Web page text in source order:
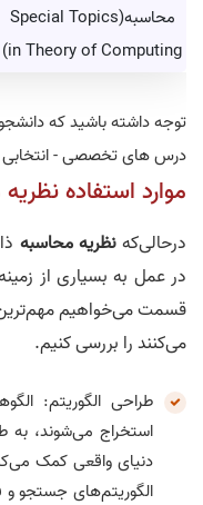
محاسبه(Special Topics
in Theory of Computing)
درس های تخصصی - انتخابی
موارد استفاده
درحالی‌کهنظریه محاسبه
در عمل به بسیاری از
قسمت می‌خواهیم مهم‌ترین
می‌کنند را بررسی کنیم.
طراحی الگوریتم:
استخراج می‌شوند، به
دنیای واقعی کمک
الگوریتم‌های جستجو و